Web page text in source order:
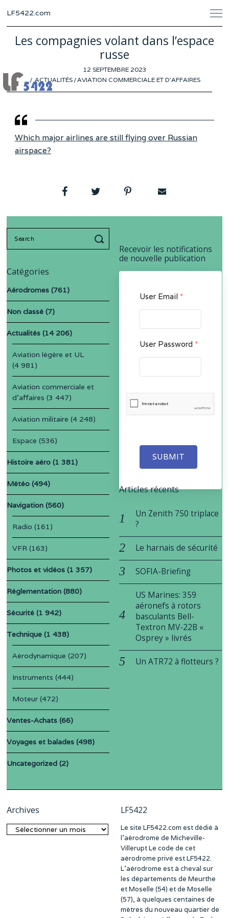
LF5422.com
Les compagnies volant dans l’espace
russe
POSTED
ON
12 SEPTEMBRE 2023
SEPTEMBRE
ACTUALITÉS /AVIATION COMMERCIALE ET D'AFFAIRES
Which major airlines are still flying over Russian
airspace?
Recevoir les notifications
de nouvelle publication
User Email *
User Password *
SUBMIT
Catégories
Aérodromes (761)
Non classé (7)
Actualités (14 206)
Aviation légère et UL
(4 981)
Aviation commerciale et
d'affaires (3 447)
Aviation militaire (4 248)
Espace (536)
Histoire aéro (1 381)
Météo (494)
Navigation (560)
Radio (161)
VFR (163)
Photos et vidéos (1 357)
Réglementation (880)
Sécurité (1 942)
Technique (1 438)
Aérodynamique (207)
Instruments (444)
Moteur (472)
Ventes-Achats (66)
Voyages et balades (498)
Uncategorized (2)
Articles récents
Un Zenith 750 triplace
?
Le harnais de sécurité
SOFIA-Briefing
US Marines: 359
aéronefs à rotors
basculants Bell-
Textron MV-22B «
Osprey » livrés
Un ATR72 à flotteurs ?
Archives
Archives
LF5422
Le site LF5422.com est dédié à
l’aérodrome de Micheville-
Villerupt Le code de cet
aérodrome privé est LF5422.
L’aérodrome est à cheval sur
les départements de Meurthe
et Moselle (54) et de Moselle
(57), à quelques centaines de
mètres du nouveau quartier de